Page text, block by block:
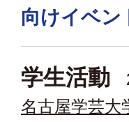
向けイベン
学生活動
名古屋学芸大